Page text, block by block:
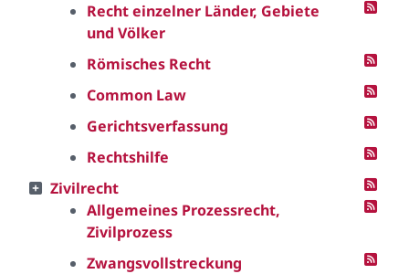
Recht einzelner Länder, Gebiete
und Völker
Römisches Recht
Common Law
Gerichtsverfassung
Rechtshilfe
Zivilrecht
Allgemeines Prozessrecht,
Zivilprozess
Zwangsvollstreckung